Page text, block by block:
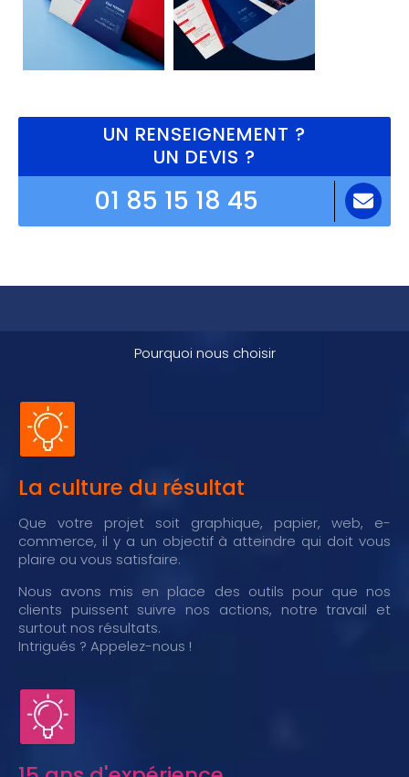
UN RENSEIGNEMENT ?
UN DEVIS ?
01 85 15 18 45
Pourquoi nous choisir
La culture du résultat
Que votre projet soit graphique, papier, web, e-
commerce, il y a un objectif à atteindre qui doit vous
plaire ou vous satisfaire.
Nous avons mis en place des outils pour que nos
clients puissent suivre nos actions, notre travail et
surtout nos résultats.
Intrigués ? Appelez-nous !